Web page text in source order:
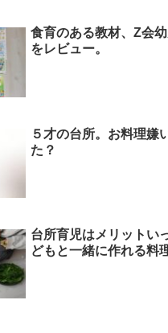
食育のある教材、Z会
をレビュー。
５才の台所。お料理嫌
た？
台所育児はメリットい
どもと一緒に作れる料